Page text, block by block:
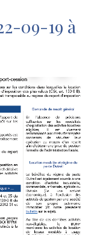
09-19 à